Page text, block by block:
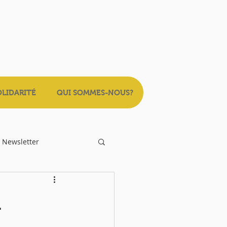
QUI SOMMES-NOUS?
Newsletter